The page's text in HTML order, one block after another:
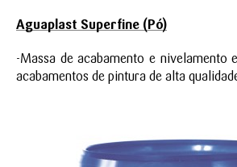
Aguaplast Superfine (Pó)
-Massa de acabamento e nivelamento
acabamentos de pintura de alta